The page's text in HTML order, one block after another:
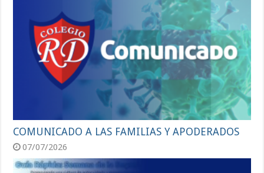
COMUNICADO A LAS FAMILIAS Y APODERADOS
07/07/2026